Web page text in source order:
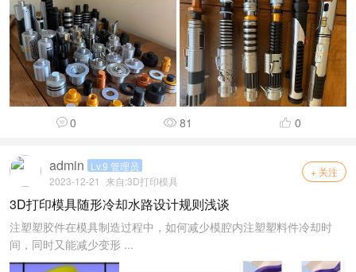
0 81 0
admin Lv.9 管理员
2023-12-21
来自:3D打印模具
+ 关注
3D打印模具随形冷却水路设计规则浅谈
注塑塑胶件在模具制造过程中，如何减少模腔内注塑塑料件冷却时
间，同时又能减少变形 ...